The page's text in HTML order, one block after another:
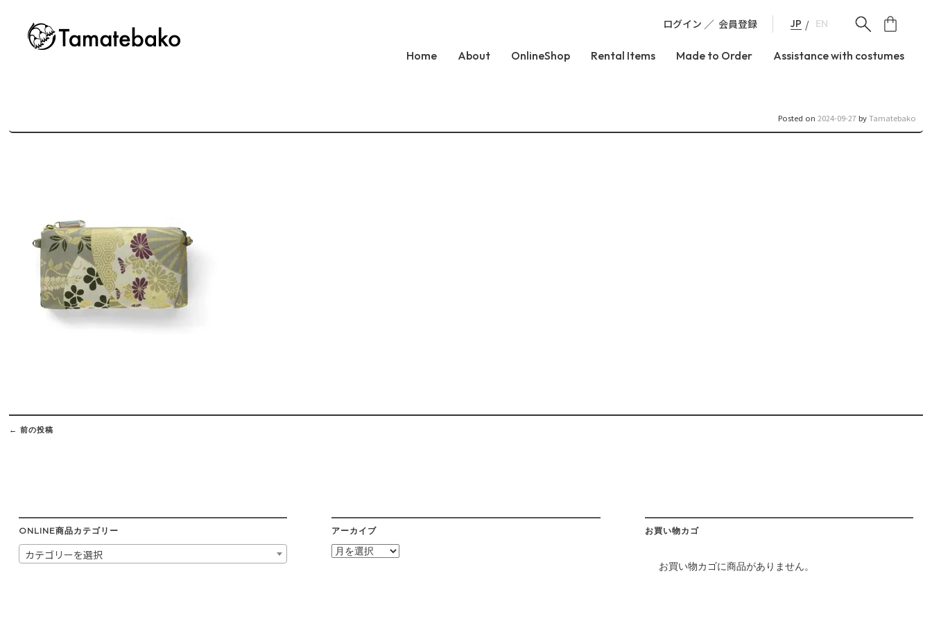
ログイン 会員登録 JP EN
Home About OnlineShop Rental Items Made to Order Assistance with costumes
Posted on 2024-09-27byTamatebako
Post
navigation
← 前の投稿
ONLINE商品カテゴリー
カテゴリーを選択
アーカイブ
ア
お買い物カゴ
お買い物カゴに商品がありません。